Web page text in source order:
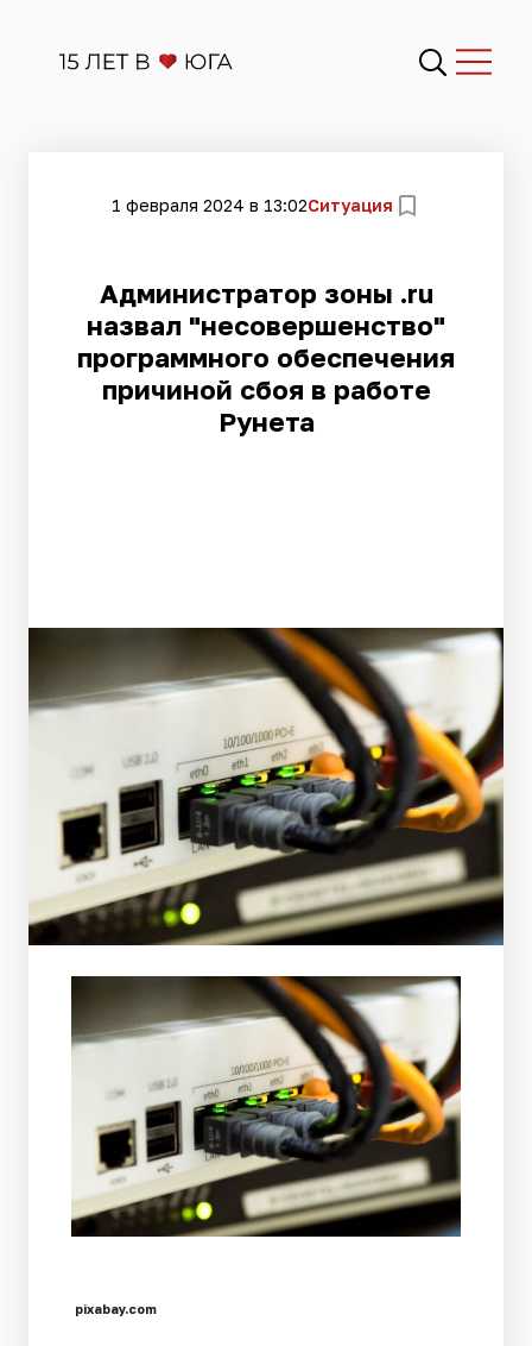
1 февраля 2024 в 13:02Ситуация
Администратор зоны .ru
назвал "несовершенство"
программного обеспечения
причиной сбоя в работе
Рунета
pixabay.com